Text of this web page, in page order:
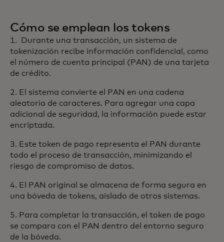
Cómo se emplean los tokens
1. Durante una transacción, un sistema de
tokenización recibe información confidencial, como
el número de cuenta principal (PAN) de una tarjeta
de crédito.
2. El sistema convierte el PAN en una cadena
aleatoria de caracteres. Para agregar una capa
adicional de seguridad, la información puede estar
encriptada.
3. Este token de pago representa el PAN durante
todo el proceso de transacción, minimizando el
riesgo de compromiso de datos.
4. El PAN original se almacena de forma segura en
una bóveda de tokens, aislado de otros sistemas.
5. Para completar la transacción, el token de pago
se compara con el PAN dentro del entorno seguro
de la bóveda.